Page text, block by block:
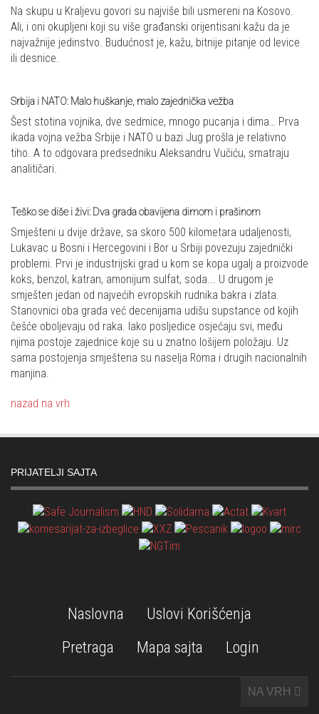
Na skupu u Kraljevu govori su najviše bili usmereni na Kosovo.
Ali, i oni okupljeni koji su više građanski orijentisani kažu da je
najvažnije jedinstvo. Budućnost je, kažu, bitnije pitanje od levice
ili desnice.
Srbija i NATO: Malo huškanje, malo zajednička vežba
Šest stotina vojnika, dve sedmice, mnogo pucanja i dima… Prva
ikada vojna vežba Srbije i NATO u bazi Jug prošla je relativno
tiho. A to odgovara predsedniku Aleksandru Vučiću, smatraju
analitičari.
Teško se diše i živi: Dva grada obavijena dimom i prašinom
Smješteni u dvije države, sa skoro 500 kilometara udaljenosti,
Lukavac u Bosni i Hercegovini i Bor u Srbiji povezuju zajednički
problemi. Prvi je industrijski grad u kom se kopa ugalj a proizvode
koks, benzol, katran, amonijum sulfat, soda... U drugom je
smješten jedan od najvećih evropskih rudnika bakra i zlata.
Stanovnici oba grada već decenijama udišu supstance od kojih
češće oboljevaju od raka. Iako posljedice osjećaju svi, među
njima postoje zajednice koje su u znatno lošijem položaju. Uz
sama postojenja smještena su naselja Roma i drugih nacionalnih
manjina.
nazad na vrh
PRIJATELJI SAJTA
Naslovna
Uslovi Korišćenja
Pretraga
Mapa sajta Login
NA VRH